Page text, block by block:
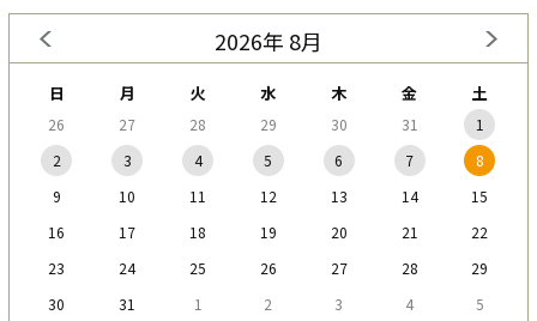
2026年 8月
日 月 火 水 木 金 土
26 27 28 29 30 31
1
2
3 4 5 6 7
8
9
10 11 12 13 14
15
16
17 18 19 20 21
22
23
24 25 26 27 28
29
30
31 1 2 3 4 5